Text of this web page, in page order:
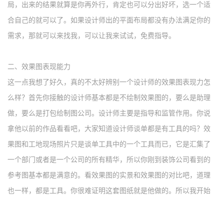
局，出来的结果就算是你再外行，肯定也可以分出好坏，选一个适
合自己的就可以了。如果设计师出的平面布局都没有办法满足你的
需求，那就可以来找我，可以让我来试试，免费指导。
二、 效果图表现能力
这一点我想了好久，真的不太好辨别一个设计师的效果图表现力怎
么样？首先你接触的设计师基本都是不绘制效果图的，要么是助理
做，要么是打包给制图公司。设计师主要是指导和监管作用。你说
拿他以前的作品看看吧，大家知道设计师谈单都是有工具的吗？效
果图和工地现场照片只是谈单工具中的一个工具而已，它是汇集了
一个部门或者是一个公司的所有精华，所以你刚到装饰公司看到的
参考图基本都是满意的。看效果图的实景和效果图的对比吧，道理
也一样，都是工具。你很难证明这套图纸就是他做的。所以我开始